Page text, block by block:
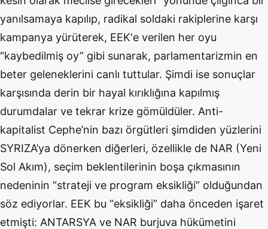
yanılsamaya kapılıp, radikal soldaki rakiplerine karşı
kampanya yürüterek, EEK'e verilen her oyu
“kaybedilmiş oy” gibi sunarak, parlamentarizmin en
beter geleneklerini canlı tuttular. Şimdi ise sonuçlar
karşısında derin bir hayal kırıklığına kapılmış
durumdalar ve tekrar krize gömüldüler. Anti-
kapitalist Cephe’nin bazı örgütleri şimdiden yüzlerini
SYRIZA’ya dönerken diğerleri, özellikle de NAR (Yeni
Sol Akım), seçim beklentilerinin boşa çıkmasının
nedeninin “strateji ve program eksikliği” olduğundan
söz ediyorlar. EEK bu “eksikliği” daha önceden işaret
etmişti: ANTARSYA ve NAR burjuva hükümetini